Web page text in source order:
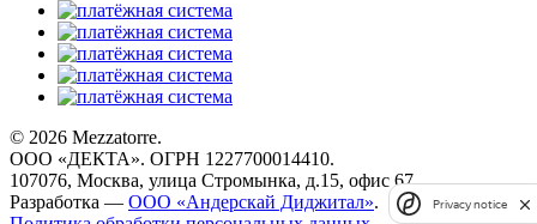
© 2026 Mezzatorre.
ООО «ДЕКТА». ОГРН 1227700014410.
107076, Москва, улица Стромынка, д.15, офис 67.
Разработка — ООО «Андерскай Диджитал».
Privacy notice